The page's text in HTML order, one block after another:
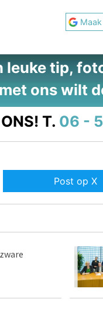
Maak
leuke tip,
met ons wilt
T. 06 -
Post op X